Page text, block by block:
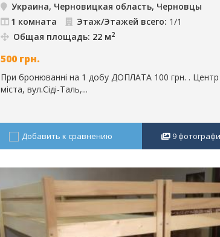
Украина, Черновицкая область, Черновцы
1 комната
Этаж/Этажей всего: 1/1
Общая площадь: 22 м2
500 грн.
При бронюванні на 1 добу ДОПЛАТА 100 грн. . Центр
міста, вул.Сіді-Таль,...
Добавить к сравнению 9